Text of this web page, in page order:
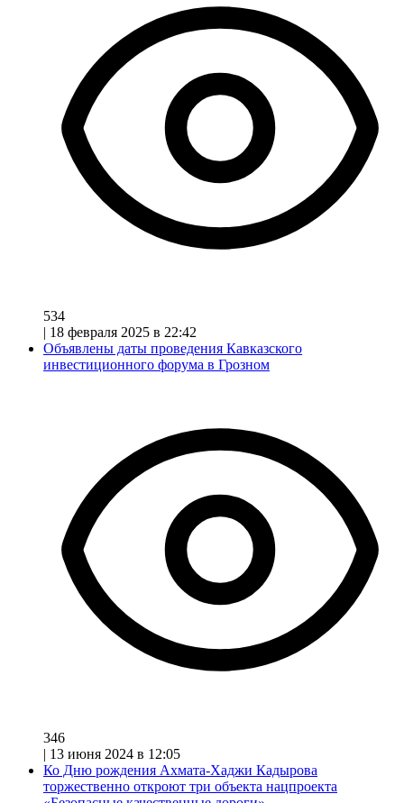
534
| 18 февраля 2025 в 22:42
Объявлены даты проведения Кавказского
инвестиционного форума в Грозном
346
| 13 июня 2024 в 12:05
Ко Дню рождения Ахмата-Хаджи Кадырова
торжественно откроют три объекта нацпроекта